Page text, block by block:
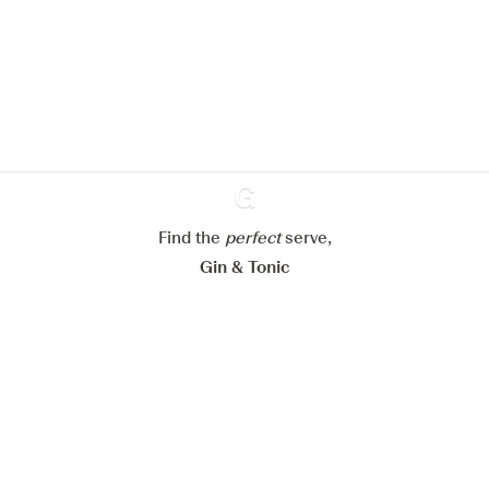
Ginventory
Find the perfectserve,
Gin & Tonic
Paramétrer mes cookies
Refuser tout Accepter tout